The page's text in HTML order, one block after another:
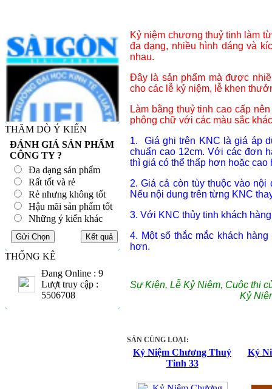
THĂM DÒ Ý KIẾN
ĐÁNH GIÁ SẢN PHẨM
CÔNG TY ?
Đa dạng sản phẩm
Rất tốt và rẻ
Rẻ nhưng không tốt
Hậu mãi sản phẩm tốt
Những ý kiến khác
THỐNG KÊ
Đang Online : 9
Lượt truy cập :
5506708
Kỷ niệm chương thuỷ tinh làm
đa dạng, nhiều hình dáng và
nhau.
Đây là sản phẩm mà được
cho các lễ kỷ niệm, lễ khen
Làm bằng thuỷ tinh cao cấp
phông chữ với các màu sắc
1. Giá ghi trên KNC là giá áp
chuẩn cao 12cm. Với các đơn
thì giá có thể thấp hơn hoặc cao
2. Giá cả còn tùy thuộc vào
Nếu nội dung trên từng KNC
3. Với KNC thủy tinh khách
4. Một số thắc mắc khách
hơn.
Sự Kiện, Lễ Kỷ Niệm, Cuộc thi
Kỷ
SẢN CÙNG LOẠI:
Kỷ Niệm Chương Thuỷ
Tinh 33
Kỷ